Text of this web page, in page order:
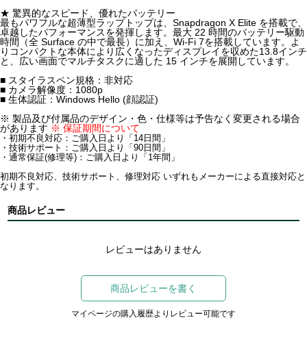
★ 驚異的なスピード、優れたバッテリー
最もパワフルな超薄型ラップトップは、Snapdragon X Elite を搭載で、
卓越したパフォーマンスを発揮します。最大 22 時間のバッテリー駆動
時間（全 Surface の中で最長）に加え、Wi-Fi 7を搭載しています。よ
りコンパクトな本体により広くなったディスプレイを収めた13.8インチ
と、広い画面でマルチタスクに適した 15 インチを展開しています。
■ スタイラスペン規格：非対応
■ カメラ解像度：1080p
■ 生体認証：Windows Hello (顔認証)
※ 製品及び付属品のデザイン・色・仕様等は予告なく変更される場合
があります ※ 保証期間について
・初期不良対応：ご購入日より「14日間」
・技術サポート：ご購入日より「90日間」
・通常保証(修理等)：ご購入日より「1年間」
初期不良対応、技術サポート、修理対応 いずれもメーカーによる直接対応と
なります。
商品レビュー
レビューはありません
商品レビューを書く
マイページの購入履歴よりレビュー可能です